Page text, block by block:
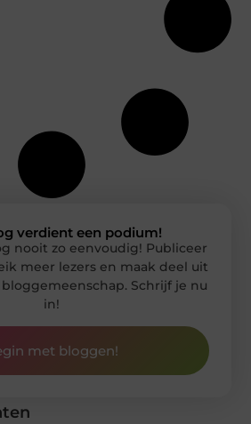
verdient een podium!
nooit zo eenvoudig! Publiceer
meer lezers en maak deel uit
Schrijf je nu
in!
met bloggen!